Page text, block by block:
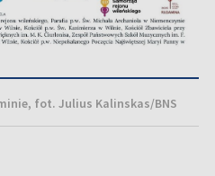
fot. Julius Kalinskas/BNS